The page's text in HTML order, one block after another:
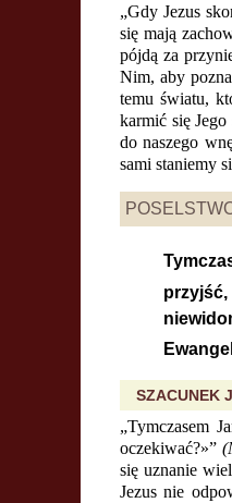
„Gdy Jezus
się mają
pójdą za
Nim, aby
temu światu,
karmić się
do naszego
sami staniemy
SZACUNEK
„Tymczasem
oczekiwać?»”
się uznanie
Jezus nie